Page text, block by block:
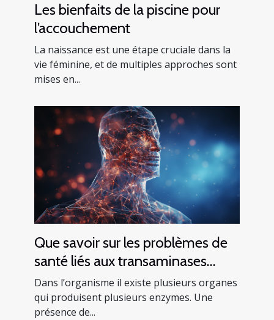
Les bienfaits de la piscine pour
l’accouchement
La naissance est une étape cruciale dans la
vie féminine, et de multiples approches sont
mises en...
Que savoir sur les problèmes de
santé liés aux transaminases
SGPT ?
Dans l’organisme il existe plusieurs organes
qui produisent plusieurs enzymes. Une
présence de...